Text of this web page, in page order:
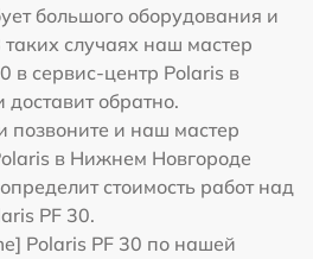
большого оборудования и
случаях наш мастер
в сервис-центр Polaris в
обратно.
позвоните и наш мастер
в Нижнем Новгороде
стоимость работ над
PF 30.
Polaris PF 30 по нашей